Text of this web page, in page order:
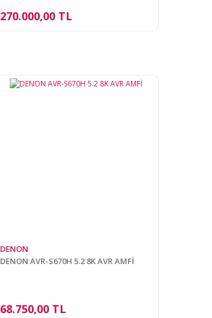
270.000,00 TL
DENON
DENON AVR-S670H 5.2 8K AVR AMFİ
68.750,00 TL